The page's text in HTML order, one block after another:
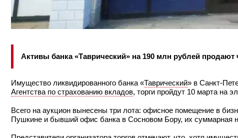
Активы банка «Таврический» на 190 млн рублей продают
Имущество ликвидированного банка «Таврический» в Санкт-
Агентства по страхованию вкладов, торги пройдут 10 марта на
Всего на аукцион вынесены три лота: офисное помещение в
Пушкине и бывший офис банка в Сосновом Бору, их суммарная